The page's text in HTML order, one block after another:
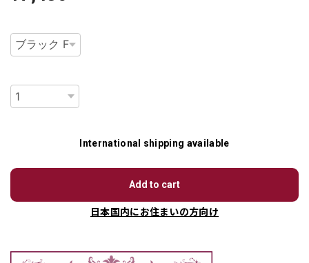
International shipping available
Add to cart
日本国内にお住まいの方向け